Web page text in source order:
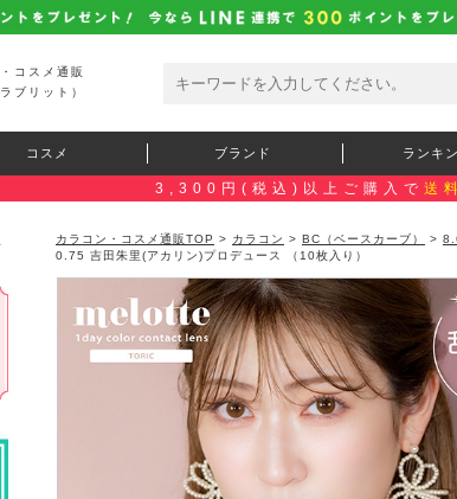
コスメ通販
ブリット）
コスメ ブランド ランキ
3,300円(税込)以上ご購入で 送
カラコン・コスメ通販TOP > カラコン > BC（ベースカーブ） >
0.75 吉田朱里(アカリン)プロデュース （10枚入り）